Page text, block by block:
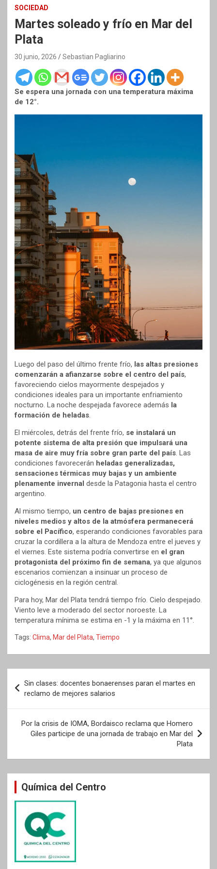
SOCIEDAD
Martes soleado y frío en Mar del
Plata
30 junio, 2026 Sebastian Pagliarino
Se espera una jornada con una temperatura máxima
de 12°.
Luego del paso del último frente frío, las altas presiones
comenzarán a afianzarse sobre el centro del país,
favoreciendo cielos mayormente despejados y
condiciones ideales para un importante enfriamiento
nocturno. La noche despejada favorece además la
formación de heladas.
El miércoles, detrás del frente frío, se instalará un
potente sistema de alta presión que impulsará una
masa de aire muy fría sobre gran parte del país. Las
condiciones favorecerán heladas generalizadas,
sensaciones térmicas muy bajas y un ambiente
plenamente invernal desde la Patagonia hasta el centro
argentino.
Al mismo tiempo, un centro de bajas presiones en
niveles medios y altos de la atmósfera permanecerá
sobre el Pacífico, esperando condiciones favorables para
cruzar la cordillera a la altura de Mendoza entre el jueves y
el viernes. Este sistema podría convertirse en el gran
protagonista del próximo fin de semana, ya que algunos
escenarios comienzan a insinuar un proceso de
ciclogénesis en la región central.
Para hoy, Mar del Plata tendrá tiempo frío. Cielo despejado.
Viento leve a moderado del sector noroeste. La
temperatura mínima se estima en -1 y la máxima en 11°.
Tags: Clima, Mar del Plata, Tiempo
de
entradas
Sin clases: docentes bonaerenses paran el martes en
reclamo de mejores salarios
Por la crisis de IOMA, Bordaisco reclama que Homero
Giles participe de una jornada de trabajo en Mar del
Plata
Química del Centro